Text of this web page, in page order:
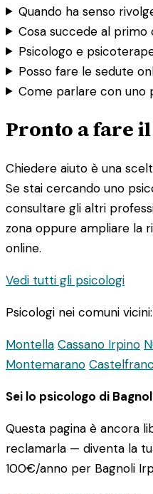
Quando ha senso
Cosa succede al primo
Psicologo e
Posso fare le sedute
Come parlare con uno
Pronto a fare
Chiedere aiuto è una
Se stai cercando uno
consultare gli altri
zona oppure ampliare la
online.
Vedi tutti gli psicologi
Psicologi nei comuni vicini:
Montella Cassano Irpino
Montemarano
Sei lo psicologo di
Questa pagina è ancora
reclamarla — diventa la
100€/anno per Bagnoli